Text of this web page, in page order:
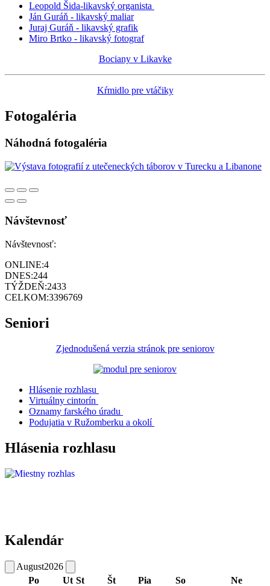
Leopold Šida-likavský organista
Ján Guráň - likavský maliar
Juraj Guráň - likavský grafik
Miro Brtko - likavský fotograf
Bociany v Likavke
Kŕmidlo pre vtáčiky
Fotogaléria
Náhodná fotogaléria
Návštevnosť
Návštevnosť:
ONLINE:4
DNES:244
TÝŽDEŇ:2433
CELKOM:3396769
Seniori
Zjednodušená verzia stránok pre seniorov
Hlásenie rozhlasu
Virtuálny cintorín
Oznamy farského úradu
Podujatia v Ružomberku a okolí
Hlásenia rozhlasu
Kalendár
August2026
Po
Ut St Št Pia So Ne